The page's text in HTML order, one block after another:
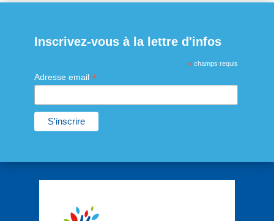
Inscrivez-vous à la lettre d'infos
* champs requis
Adresse email *